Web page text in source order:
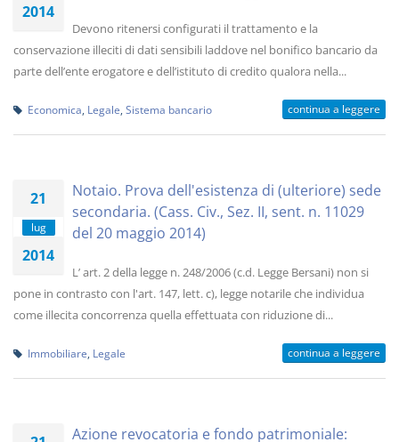
2014
Devono ritenersi configurati il trattamento e la
conservazione illeciti di dati sensibili laddove nel bonifico bancario da
parte dell’ente erogatore e dell’istituto di credito qualora nella...
Economica Legale Sistema bancario continua a leggere
21
lug
2014
Notaio. Prova dell'esistenza di (ulteriore) sede
secondaria. (Cass. Civ., Sez. II, sent. n. 11029
del 20 maggio 2014)
L’ art. 2 della legge n. 248/2006 (c.d. Legge Bersani) non si
pone in contrasto con l'art. 147, lett. c), legge notarile che individua
come illecita concorrenza quella effettuata con riduzione di...
Immobiliare Legale continua a leggere
Azione revocatoria e fondo patrimoniale: